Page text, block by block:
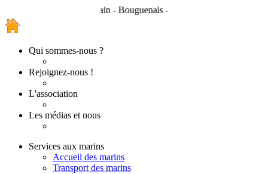
Rezé - Saint-Herblain - Bouguenais - Couëron - Indre - Cordemais
Qui sommes-nous ?
Rejoignez-nous !
L'association
Les médias et nous
Services aux marins
Accueil des marins
Transport des marins